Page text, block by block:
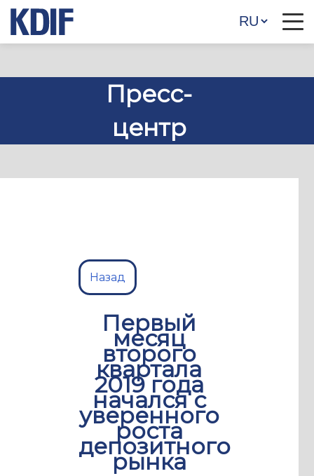
Пресс-
центр
Назад
Первый
месяц
второго
квартала
2019 года
начался с
уверенного
роста
депозитного
рынка